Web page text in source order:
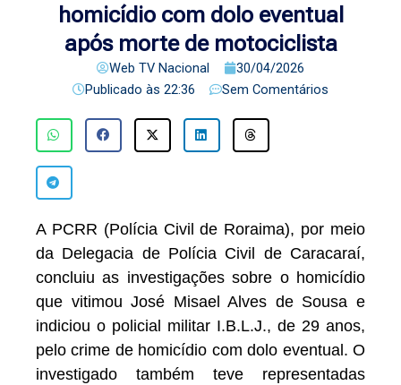
homicídio com dolo eventual
após morte de motociclista
Web TV Nacional
30/04/2026
Publicado às 22:36 Sem Comentários
A PCRR (Polícia Civil de Roraima), por meio
da Delegacia de Polícia Civil de Caracaraí,
concluiu as investigações sobre o homicídio
que vitimou José Misael Alves de Sousa e
indiciou o policial militar I.B.L.J., de 29 anos,
pelo crime de homicídio com dolo eventual. O
investigado também teve representadas